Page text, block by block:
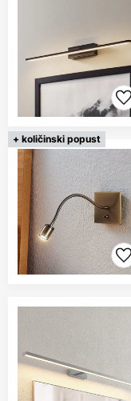
+ količinski popust